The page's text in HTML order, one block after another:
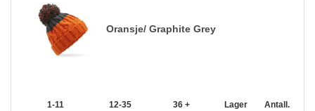
Oransje/ Graphite Grey
1-11 12-35 36 + Lager Antall.